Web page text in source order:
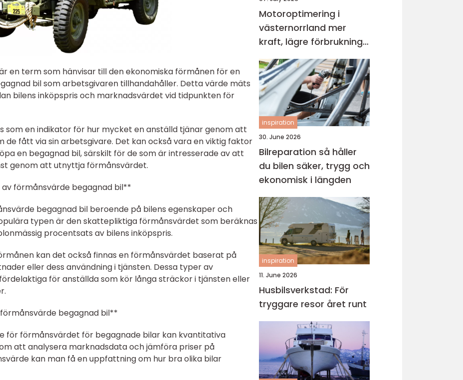
en term som hänvisar till den ekonomiska förmånen för en
bil som arbetsgivaren tillhandahåller. Detta värde mäts
bilens inköpspris och marknadsvärdet vid tidpunkten för
som en indikator för hur mycket en anställd tjänar genom att
de fått via sin arbetsgivare. Det kan också vara en viktig faktor
en begagnad bil, särskilt för de som är intresserade av att
genom att utnyttja förmånsvärdet.
förmånsvärde begagnad bil**
begagnad bil beroende på bilens egenskaper och
typen är den skattepliktiga förmånsvärdet som beräknas
procentsats av bilens inköpspris.
kan det också finnas en förmånsvärdet baserat på
eller dess användning i tjänsten. Dessa typer av
för anställda som kör långa sträckor i tjänsten eller
begagnad bil**
för förmånsvärdet för begagnade bilar kan kvantitativa
att analysera marknadsdata och jämföra priser på
kan man få en uppfattning om hur bra olika bilar
Motoroptimering i
västernorrland mer
kraft, lägre förbrukning
och roligare körning
inspiration
30. June 2026
Bilreparation så håller
du bilen säker, trygg och
ekonomisk i längden
inspiration
11. June 2026
Husbilsverkstad: För
tryggare resor året runt